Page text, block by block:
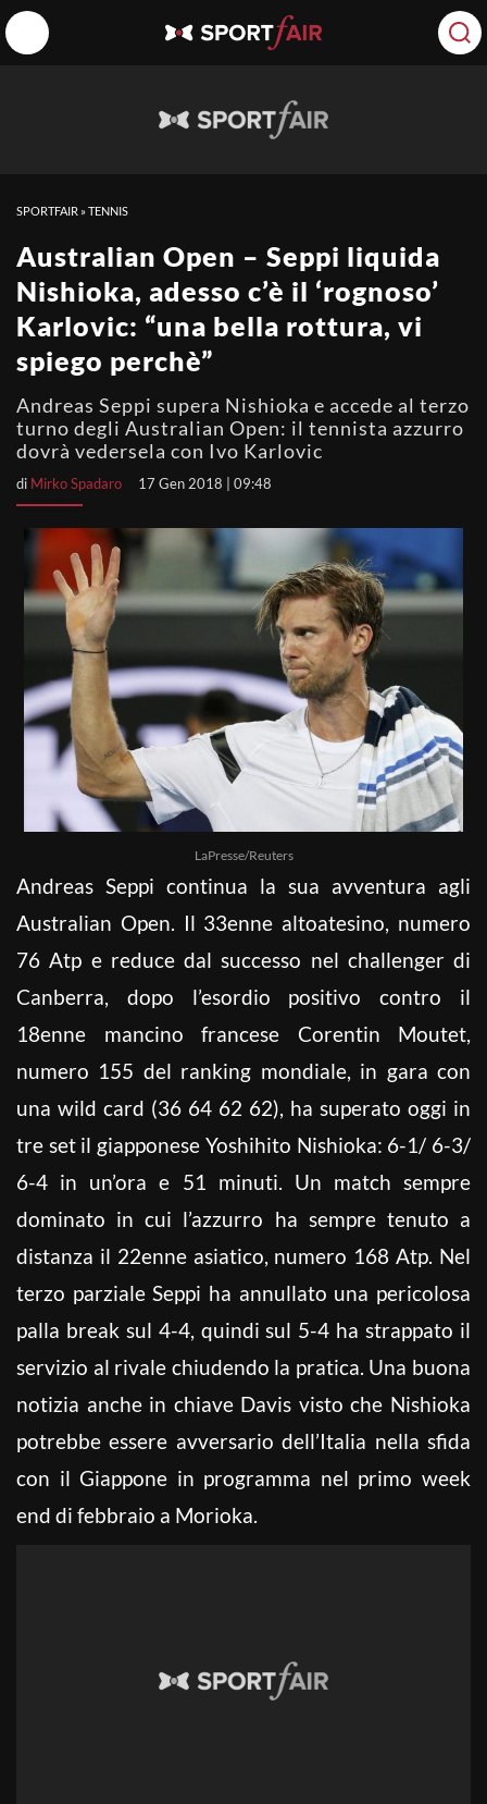
SPORTFAIR »TENNIS
Australian Open – Seppi liquida
Nishioka, adesso c’è il ‘rognoso’
Karlovic: “una bella rottura, vi
spiego perchè”
Andreas Seppi supera Nishioka e accede al terzo
turno degli Australian Open: il tennista azzurro
dovrà vedersela con Ivo Karlovic
di Mirko Spadaro 17 Gen 2018 | 09:48
LaPresse/Reuters
Andreas Seppi continua la sua avventura agli
Australian Open. Il 33enne altoatesino, numero
76 Atp e reduce dal successo nel challenger di
Canberra, dopo l’esordio positivo contro il
18enne mancino francese Corentin Moutet,
numero 155 del ranking mondiale, in gara con
una wild card (36 64 62 62), ha superato oggi in
tre set il giapponese Yoshihito Nishioka: 6-1/ 6-3/
6-4 in un’ora e 51 minuti. Un match sempre
dominato in cui l’azzurro ha sempre tenuto a
distanza il 22enne asiatico, numero 168 Atp. Nel
terzo parziale Seppi ha annullato una pericolosa
palla break sul 4-4, quindi sul 5-4 ha strappato il
servizio al rivale chiudendo la pratica. Una buona
notizia anche in chiave Davis visto che Nishioka
potrebbe essere avversario dell’Italia nella sfida
con il Giappone in programma nel primo week
end di febbraio a Morioka.